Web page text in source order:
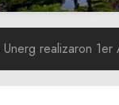
realizaron 1er